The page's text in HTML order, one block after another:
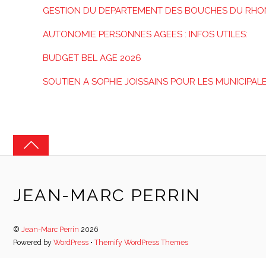
GESTION DU DEPARTEMENT DES BOUCHES DU
AUTONOMIE PERSONNES AGEES : INFOS UTILES:
BUDGET BEL AGE 2026
SOUTIEN A SOPHIE JOISSAINS POUR LES
JEAN-MARC PERRIN
© Jean-Marc Perrin 2026
Powered byWordPress •Themify WordPress Themes